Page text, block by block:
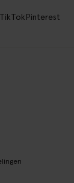
TikTokPinterest